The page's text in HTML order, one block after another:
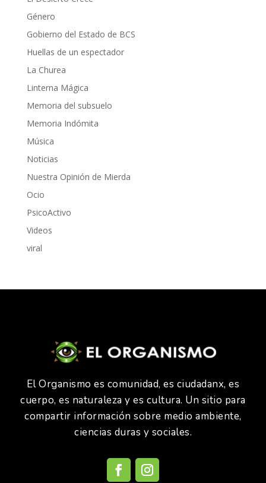
Género
Gobierno del Estado de BCS
Huellas de un espectador
La Churea
Linterna Mágica
Memoria del subsuelo
Memoria Indómita
Música
Noticias
Nuestra Opinión de Mierda
Ocio
PsicoActivo
Videos
viral
El Organismo es comunidad, es ciudadanx, es
cuerpo, es naturaleza y es cultura. Un sitio para
compartir información sobre medio ambiente,
ciencias duras y sociales.